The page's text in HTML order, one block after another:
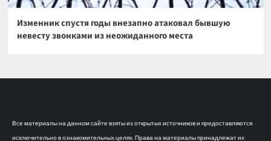
Изменник спустя годы внезапно атаковал бывшую
невесту звонками из неожиданного места
Все материалы на данном сайте взяты из открытых источников и предоставляются
исключительно в ознакомительных целях. Права на материалы принадлежат их